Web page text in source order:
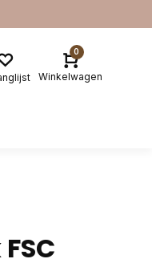
0
Winkelwagen